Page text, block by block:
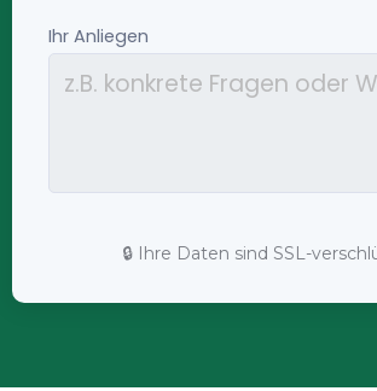
🔒 Ihre Daten sind SSL-